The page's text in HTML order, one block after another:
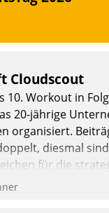
Cloudscout
10. Workout in
20-jährige
organisiert.
diesmal
für die
den Kunden.